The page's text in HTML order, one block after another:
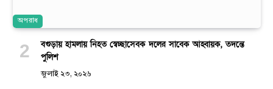
অপরাধ
বগুড়ায় হামলায় নিহত স্বেচ্ছাসেবক দলের সাবেক আহ্বায়ক, তদন্তে
পুলিশ
জুলাই ২৩, ২০২৬